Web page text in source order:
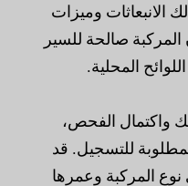
الانبعاثات وميزات
صالحة للسير
المحلية.
واكتمال الفحص،
للتسجيل. قد
نوع المركبة وعمرها